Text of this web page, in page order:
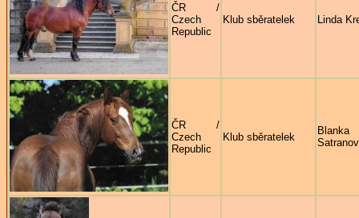
ČR /
Czech
Republic
Klub sběratelek Linda
ČR /
Czech
Republic
Klub sběratelek
Blanka